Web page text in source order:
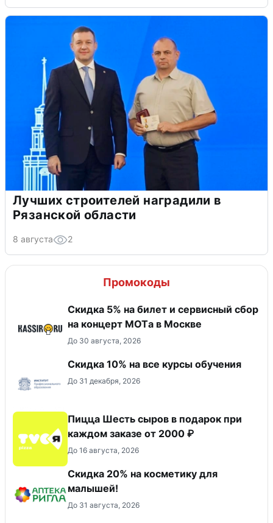
Лучших строителей наградили в
Рязанской области
8 августа 2
Промокоды
Скидка 5% на билет и сервисный сбор
на концерт MOTа в Москве
До 30 августа, 2026
Скидка 10% на все курсы обучения
До 31 декабря, 2026
Пицца Шесть сыров в подарок при
каждом заказе от 2000 ₽
До 16 августа, 2026
Скидка 20% на косметику для
малышей!
До 31 августа, 2026